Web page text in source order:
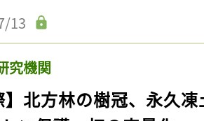
13
究機関
】北方林の樹冠、永久